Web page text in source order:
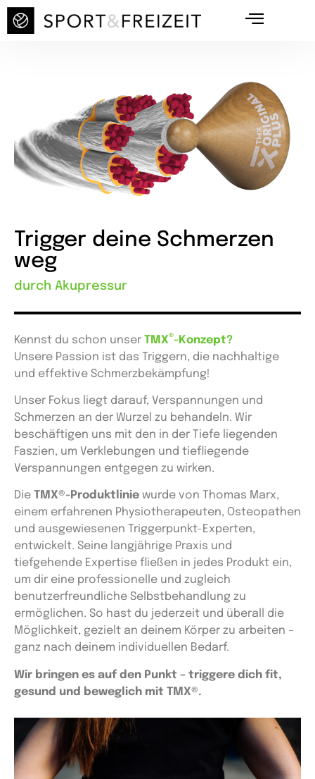
Trigger deine Schmerzen
weg
durch Akupressur
Kennst du schon unser TMX®-Konzept?
Unsere Passion ist das Triggern, die nachhaltige
und effektive Schmerzbekämpfung!
Unser Fokus liegt darauf, Verspannungen und
Schmerzen an der Wurzel zu behandeln. Wir
beschäftigen uns mit den in der Tiefe liegenden
Faszien, um Verklebungen und tiefliegende
Verspannungen entgegen zu wirken.
Die TMX®-Produktlinie wurde von Thomas Marx,
einem erfahrenen Physiotherapeuten, Osteopathen
und ausgewiesenen Triggerpunkt-Experten,
entwickelt. Seine langjährige Praxis und
tiefgehende Expertise fließen in jedes Produkt ein,
um dir eine professionelle und zugleich
benutzerfreundliche Selbstbehandlung zu
ermöglichen. So hast du jederzeit und überall die
Möglichkeit, gezielt an deinem Körper zu arbeiten –
ganz nach deinem individuellen Bedarf.
Wir bringen es auf den Punkt – triggere dich fit,
gesund und beweglich mit TMX®.